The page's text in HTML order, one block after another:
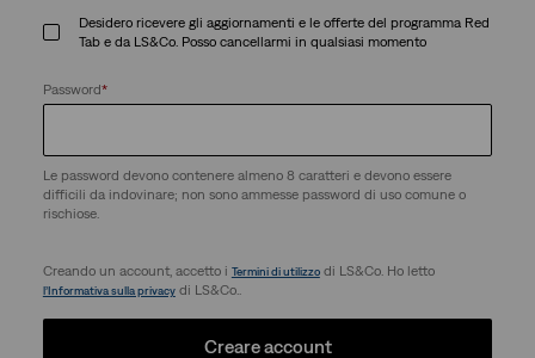
Desidero ricevere gli aggiornamenti e le offerte del programma Red
Tab e da LS&Co. Posso cancellarmi in qualsiasi momento
Password*
Le password devono contenere almeno 8 caratteri e devono essere
difficili da indovinare; non sono ammesse password di uso comune o
rischiose.
Creando un account, accetto i Termini di utilizzodi LS&Co. Ho letto
l’Informativa sulla privacydi LS&Co..
Creare account